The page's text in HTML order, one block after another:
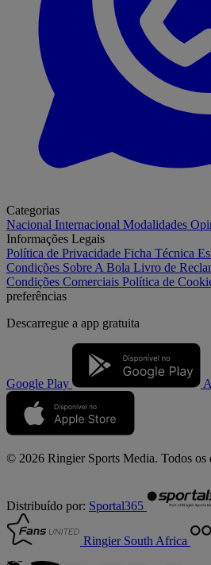
Categorias
Nacional Internacional Modalidades
Informações Legais
Política de Privacidade Ficha Técnica
Condições Sobre A Bola Livro de
Condições Comerciais Política de
preferências
Descarregue a app gratuita
Google Play
© 2026 Ringier Sports Media. Todos os
Distribuído por: Sportal365
Ringier South Africa